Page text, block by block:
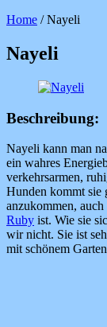
Home /Nayeli
Nayeli
Beschreibung:
Nayeli kann man
ein wahres
verkehrsarmen,
Hunden kommt sie
anzukommen,
Ruby ist. Wie sie
wir nicht. Sie ist
mit schönem